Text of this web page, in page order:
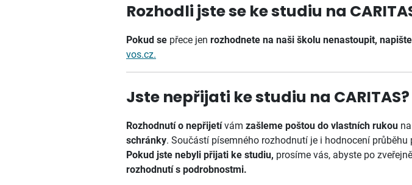
Rozhodli jste se ke studiu na
Pokud se přece jen rozhodnete na naši školu nenastoupit,
vos.cz.
Jste nepřijati ke studiu na CARITAS?
Rozhodnutí o nepřijetívám zašleme poštou do vlastních rukou
schránky. Součástí písemného rozhodnutí je i hodnocení
Pokud jste nebyli přijati ke studiu, prosíme vás, abyste po
rozhodnutí s podrobnostmi.